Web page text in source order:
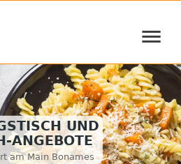
≡
UND
ANGEBOTE
am Main Bonames